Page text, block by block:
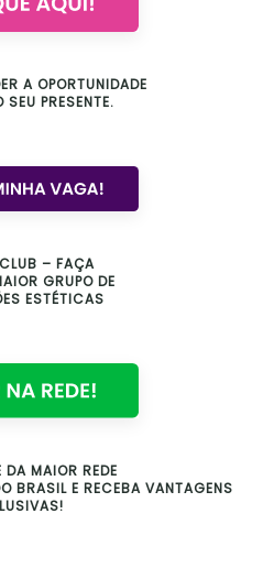
A OPORTUNIDADE
SEU PRESENTE.
– FAÇA
GRUPO DE
ESTÉTICAS
DA MAIOR REDE
BRASIL E RECEBA VANTAGENS